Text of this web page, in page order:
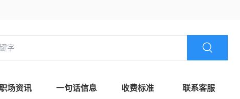
场资讯 一句话信息 收费标准 联系客服